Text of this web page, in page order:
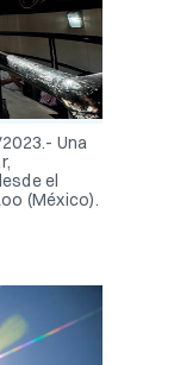
Una
el
(México).